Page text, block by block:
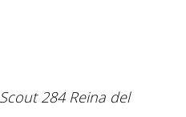
284 Reina del